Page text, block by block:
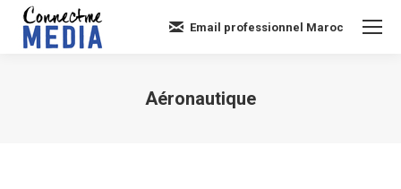
Email professionnel Maroc
Aéronautique